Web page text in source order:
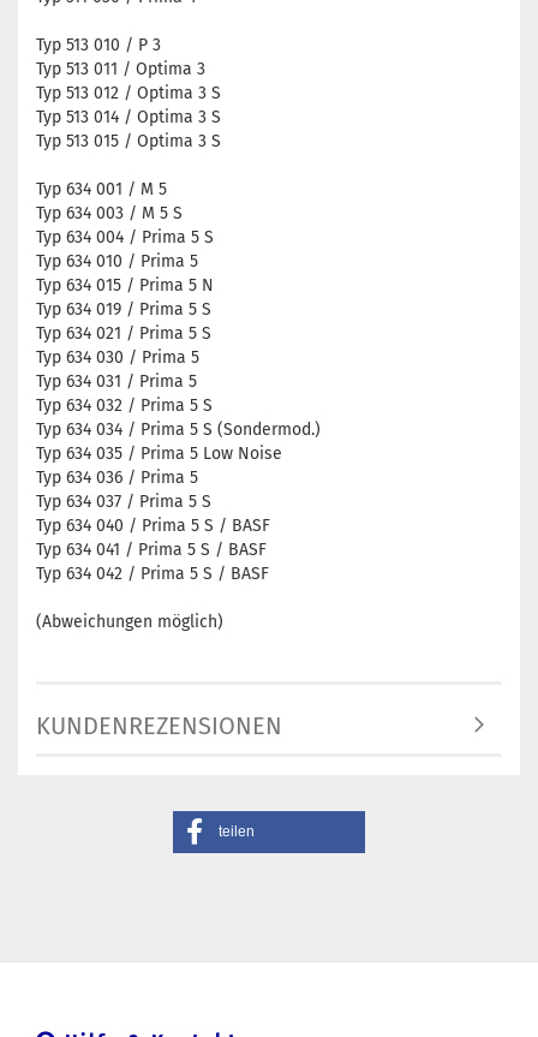
Typ 513 010 / P 3
Typ 513 011 / Optima 3
Typ 513 012 / Optima 3 S
Typ 513 014 / Optima 3 S
Typ 513 015 / Optima 3 S
Typ 634 001 / M 5
Typ 634 003 / M 5 S
Typ 634 004 / Prima 5 S
Typ 634 010 / Prima 5
Typ 634 015 / Prima 5 N
Typ 634 019 / Prima 5 S
Typ 634 021 / Prima 5 S
Typ 634 030 / Prima 5
Typ 634 031 / Prima 5
Typ 634 032 / Prima 5 S
Typ 634 034 / Prima 5 S (Sondermod.)
Typ 634 035 / Prima 5 Low Noise
Typ 634 036 / Prima 5
Typ 634 037 / Prima 5 S
Typ 634 040 / Prima 5 S / BASF
Typ 634 041 / Prima 5 S / BASF
Typ 634 042 / Prima 5 S / BASF
(Abweichungen möglich)
KUNDENREZENSIONEN
teilen